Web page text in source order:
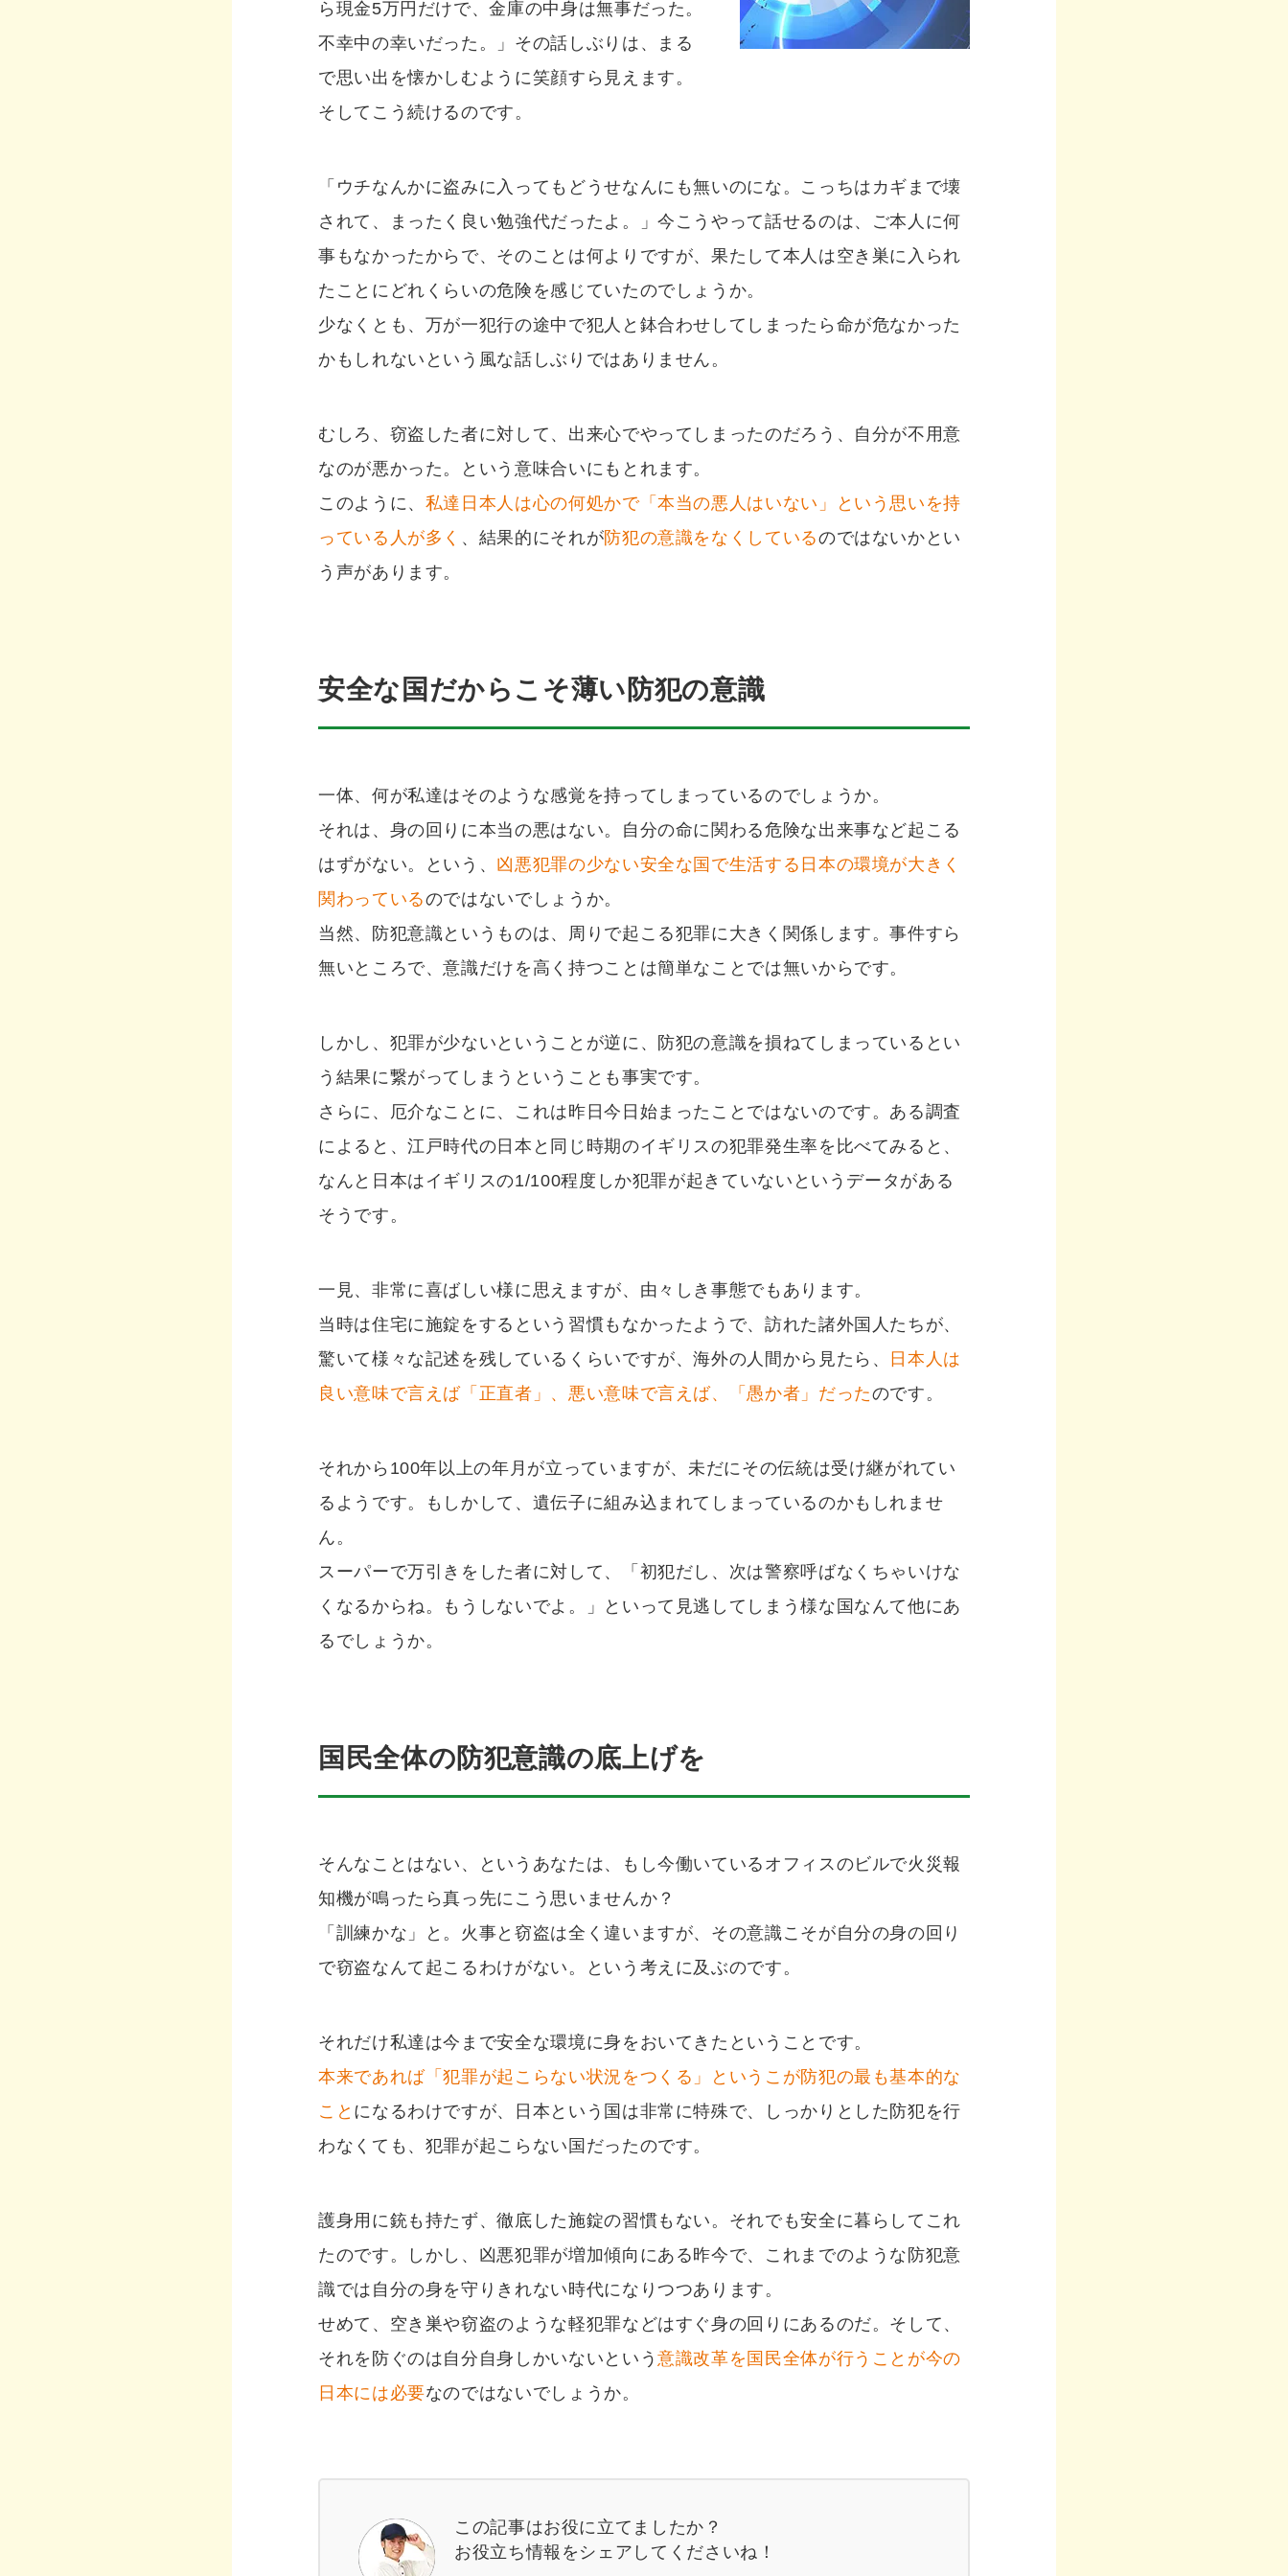
ら現金5万円だけで、金庫の中身は無事だった。
不幸中の幸いだった。」その話しぶりは、まる
で思い出を懐かしむように笑顔すら見えます。
そしてこう続けるのです。
「ウチなんかに盗みに入ってもどうせなんにも無いのにな。こっちはカギまで壊
されて、まったく良い勉強代だったよ。」今こうやって話せるのは、ご本人に何
事もなかったからで、そのことは何よりですが、果たして本人は空き巣に入られ
たことにどれくらいの危険を感じていたのでしょうか。
少なくとも、万が一犯行の途中で犯人と鉢合わせしてしまったら命が危なかった
かもしれないという風な話しぶりではありません。
むしろ、窃盗した者に対して、出来心でやってしまったのだろう、自分が不用意
なのが悪かった。という意味合いにもとれます。
このように、 私達日本人は心の何処かで「本当の悪人はいない」という思いを持
っている人が多く 、結果的にそれが防犯の意識をなくしているのではないかとい
う声があります。
安全な国だからこそ薄い防犯の意識
一体、何が私達はそのような感覚を持ってしまっているのでしょうか。
それは、身の回りに本当の悪はない。自分の命に関わる危険な出来事など起こる
はずがない。という、 凶悪犯罪の少ない安全な国で生活する日本の環境が大きく
関わっているのではないでしょうか。
当然、防犯意識というものは、周りで起こる犯罪に大きく関係します。事件すら
無いところで、意識だけを高く持つことは簡単なことでは無いからです。
しかし、犯罪が少ないということが逆に、防犯の意識を損ねてしまっているとい
う結果に繋がってしまうということも事実です。
さらに、厄介なことに、これは昨日今日始まったことではないのです。ある調査
によると、江戸時代の日本と同じ時期のイギリスの犯罪発生率を比べてみると、
なんと日本はイギリスの1/100程度しか犯罪が起きていないというデータがある
そうです。
一見、非常に喜ばしい様に思えますが、由々しき事態でもあります。
当時は住宅に施錠をするという習慣もなかったようで、訪れた諸外国人たちが、
驚いて様々な記述を残しているくらいですが、海外の人間から見たら、
日本人は
良い意味で言えば「正直者」、悪い意味で言えば、「愚か者」だったのです。
それから100年以上の年月が立っていますが、未だにその伝統は受け継がれてい
るようです。もしかして、遺伝子に組み込まれてしまっているのかもしれませ
ん。
スーパーで万引きをした者に対して、「初犯だし、次は警察呼ばなくちゃいけな
くなるからね。もうしないでよ。」といって見逃してしまう様な国なんて他にあ
るでしょうか。
国民全体の防犯意識の底上げを
そんなことはない、というあなたは、もし今働いているオフィスのビルで火災報
知機が鳴ったら真っ先にこう思いませんか？
「訓練かな」と。火事と窃盗は全く違いますが、その意識こそが自分の身の回り
で窃盗なんて起こるわけがない。という考えに及ぶのです。
それだけ私達は今まで安全な環境に身をおいてきたということです。
本来であれば「犯罪が起こらない状況をつくる」というこが防犯の最も基本的な
こと になるわけですが、日本という国は非常に特殊で、しっかりとした防犯を行
わなくても、犯罪が起こらない国だったのです。
護身用に銃も持たず、徹底した施錠の習慣もない。それでも安全に暮らしてこれ
たのです。しかし、凶悪犯罪が増加傾向にある昨今で、これまでのような防犯意
識では自分の身を守りきれない時代になりつつあります。
せめて、空き巣や窃盗のような軽犯罪などはすぐ身の回りにあるのだ。そして、
それを防ぐのは自分自身しかいないという意識改革を国民全体が行うことが今の
日本には必要なのではないでしょうか。
この記事はお役に立てましたか？
お役立ち情報をシェアしてくださいね！